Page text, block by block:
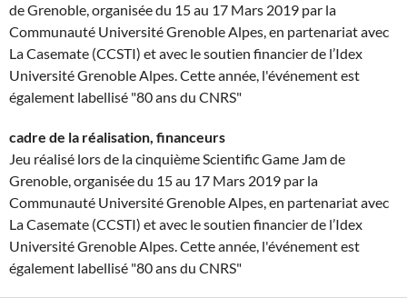
de Grenoble, organisée du 15 au 17 Mars 2019 par la
Communauté Université Grenoble Alpes, en partenariat avec
La Casemate (CCSTI) et avec le soutien financier de l’Idex
Université Grenoble Alpes. Cette année, l'événement est
également labellisé "80 ans du CNRS"
cadre de la réalisation, financeurs
Jeu réalisé lors de la cinquième Scientific Game Jam de
Grenoble, organisée du 15 au 17 Mars 2019 par la
Communauté Université Grenoble Alpes, en partenariat avec
La Casemate (CCSTI) et avec le soutien financier de l’Idex
Université Grenoble Alpes. Cette année, l'événement est
également labellisé "80 ans du CNRS"